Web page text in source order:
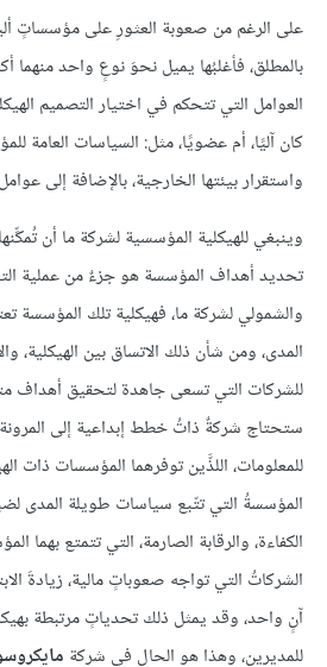
على الرغم من صعوبة العثورِ على مؤسساتٍ
بالمطلق، فأغلبُها يميل نحوَ نوعٍ واحد منهما
العوامل التي تتحكم في اختيار التصميم
كان آليًا، أم عضويًا، مثل: السياسات العامة
واستقرار بيئتها الخارجية، بالإضافة إلى
وينبغي للهيكلية المؤسسية لشركة ما أن
تحديد أهداف المؤسسة هو جزءٌ من عملية
والشمولي لشركة ما، فهيكلية تلك المؤسسة
المدى، ومن شأن ذلك الاتساق بين الهيكلية،
للشركات التي تسعى جاهدة لتحقيق أهداف
ستحتاج شركةٌ ذاتُ خطط إبداعية إلى المرونة،
للمعلومات، اللذَّين توفرهما المؤسسات ذات
المؤسسةُ التي تتّبع سياسات طويلة المدى
الكفاءة، والرقابة الصارمة، التي تتمتع بهما
الشركاتُ التي تواجه صعوباتٍ مالية، زيادةَ
آنٍ واحد، وقد يمثل ذلك تحدياتٍ مرتبطة
للمديرين، وهذا هو الحال في شركة